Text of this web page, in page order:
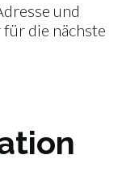
und
die nächste